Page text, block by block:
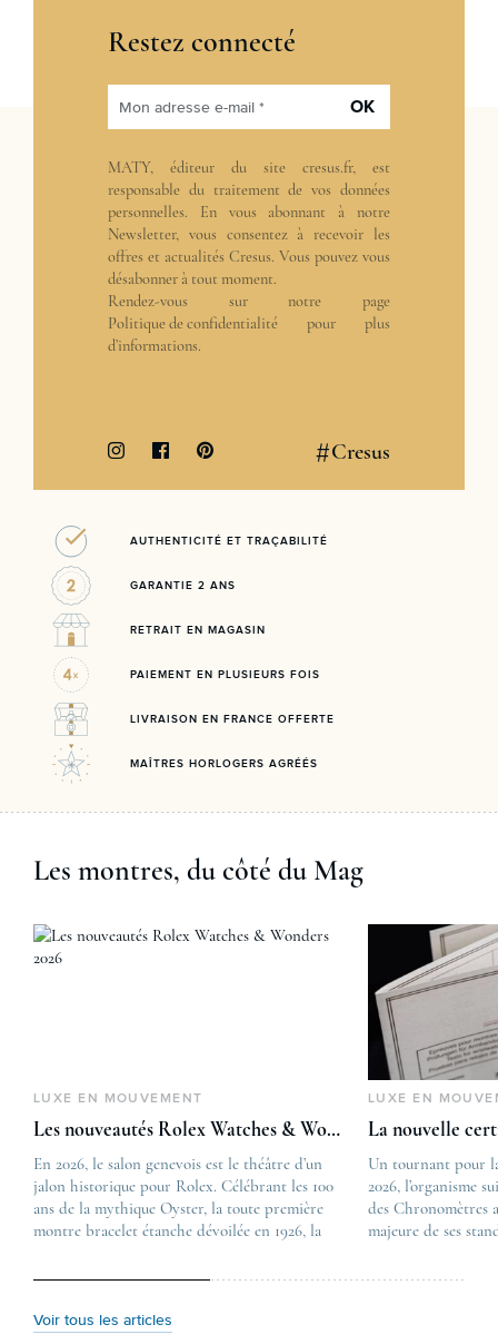
Restez connecté
Mon adresse e-mail * OK
MATY, éditeur du site cresus.fr, est
responsable du traitement de vos données
personnelles. En vous abonnant à notre
Newsletter, vous consentez à recevoir les
offres et actualités Cresus. Vous pouvez vous
désabonner à tout moment.
Rendez-vous sur notre page
Politique de confidentialité pour plus
d’informations.
#Cresus
AUTHENTICITÉ ET TRAÇABILITÉ
GARANTIE 2 ANS
RETRAIT EN MAGASIN
PAIEMENT EN PLUSIEURS FOIS
LIVRAISON EN FRANCE OFFERTE
MAÎTRES HORLOGERS AGRÉÉS
Les montres, du côté du Mag
Voir tous les articles
LUXE EN MOUVEMENT
Les nouveautés Rolex Watches & Wonders 2026
En 2026, le salon genevois est le théâtre d’un
jalon historique pour Rolex. Célébrant les 100
ans de la mythique Oyster, la toute première
montre bracelet étanche dévoilée en 1926, la
métallurgique à la réinterprétation esthétique
The post
Les nouveautés
first appeared on
Lovetime
LUXE EN
La nouvelle
Un tournant pour
2026, l’organisme
des Chronomètres
majeure de ses